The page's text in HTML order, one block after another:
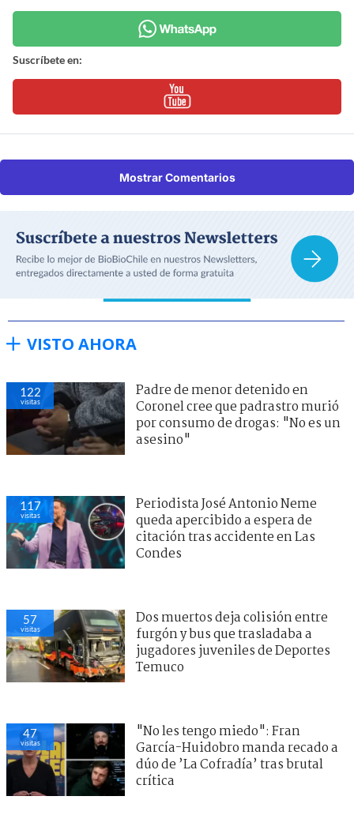
Suscríbete en:
Mostrar Comentarios
VISTO AHORA
122
visitas
Padre de menor detenido en
Coronel cree que padrastro murió
por consumo de drogas: "No es un
asesino"
117
visitas
Periodista José Antonio Neme
queda apercibido a espera de
citación tras accidente en Las
Condes
57
visitas
Dos muertos deja colisión entre
furgón y bus que trasladaba a
jugadores juveniles de Deportes
Temuco
47
visitas
"No les tengo miedo": Fran
García-Huidobro manda recado a
dúo de ’La Cofradía’ tras brutal
crítica